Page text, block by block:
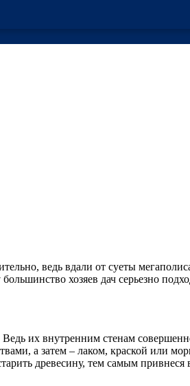
ведь вдали от суеты
хозяев дач серьезно
их внутренним стенам
а затем – лаком, краской или
древесину, тем самым